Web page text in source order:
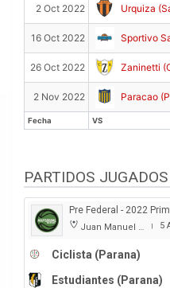
Fecha VS
2 Oct 2022 Urquiza
16 Oct 2022 Sportivo
26 Oct 2022 Zaninetti
2 Nov 2022 Paracao
Fecha VS
PARTIDOS JUGADOS
Pre Federal - 2022
Juan Manuel A. Baglietto | 5
Ciclista (Parana)
Estudiantes (Parana)